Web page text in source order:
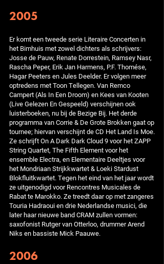
2005
Er komt een tweede serie Literaire Concerten in
het Bimhuis met zowel dichters als schrijvers:
Josse de Pauw, Renate Dorrestein, Ramsey Nasr,
Rascha Peper, Erik Jan Harmens, P.F. Thomése,
Hagar Peeters en Jules Deelder. Er volgen meer
optredens met Toon Tellegen. Van Remco
Campert (Als In Een Droom) en Kees van Kooten
(Live Gelezen En Gespeeld) verschijnen ook
luisterboeken, nu bij de Bezige Bij. Het derde
programma van Corrie & De Grote Brokken gaat op
tournee; hiervan verschijnt de CD Het Land Is Moe.
Ze schrijft On A Dark Dark Cloud 9 voor het ZAPP
String Quartet, The Fifth Element voor het
ensemble Electra, en Elementaire Deeltjes voor
het Mondriaan Strijkkwartet & Loeki Stardust
Blokfluitkwartet. Tegen het eind van het jaar wordt
ze uitgenodigd voor Rencontres Musicales de
Rabat te Marokko. Ze treedt daar op met zangeres
Touria Hadraoui en drie Nederlandse musici, die
later haar nieuwe band CRAM zullen vormen:
saxofonist Rutger van Otterloo, drummer Arend
Niks en bassiste Mick Paauwe.
2006